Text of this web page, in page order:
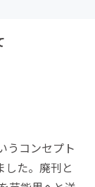
うコンセプト
した。廃刊と